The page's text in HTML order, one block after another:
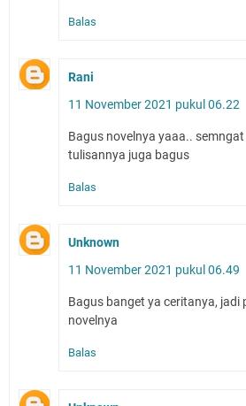
Balas
Rani
11 November 2021 pukul 06.22
Bagus novelnya yaaa..
tulisannya juga bagus
Balas
Unknown
11 November 2021 pukul 06.49
Bagus banget ya ceritanya, jadi
novelnya
Balas